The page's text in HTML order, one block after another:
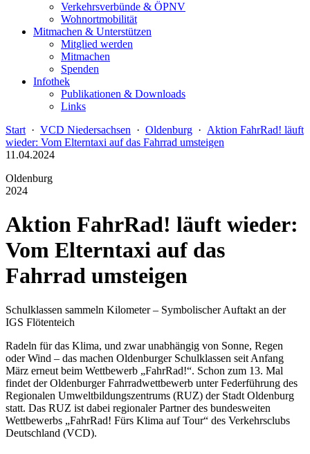
Verkehrsverbünde & ÖPNV
Wohnortmobilität
Mitmachen & Unterstützen
Mitglied werden
Mitmachen
Spenden
Infothek
Publikationen & Downloads
Links
Start · VCD Niedersachsen · Oldenburg · Aktion FahrRad! läuft
wieder: Vom Elterntaxi auf das Fahrrad umsteigen
11.04.2024
Oldenburg
2024
Aktion FahrRad! läuft wieder:
Vom Elterntaxi auf das
Fahrrad umsteigen
Schulklassen sammeln Kilometer – Symbolischer Auftakt an der
IGS Flötenteich
Radeln für das Klima, und zwar unabhängig von Sonne, Regen
oder Wind – das machen Oldenburger Schulklassen seit Anfang
März erneut beim Wettbewerb „FahrRad!“. Schon zum 13. Mal
findet der Oldenburger Fahrradwettbewerb unter Federführung des
Regionalen Umweltbildungszentrums (RUZ) der Stadt Oldenburg
statt. Das RUZ ist dabei regionaler Partner des bundesweiten
Wettbewerbs „FahrRad! Fürs Klima auf Tour“ des Verkehrsclubs
Deutschland (VCD).